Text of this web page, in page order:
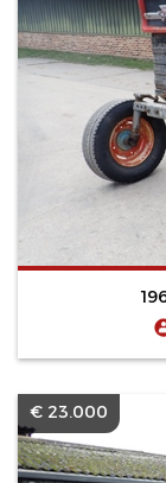
€ 23.000